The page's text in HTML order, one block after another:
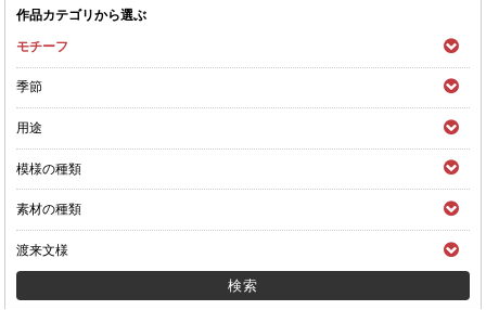
作品カテゴリから選ぶ
モチーフ
季節
用途
模様の種類
素材の種類
渡来文様